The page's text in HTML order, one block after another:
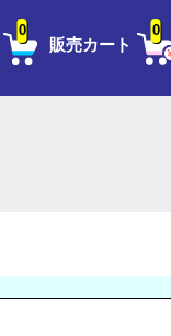
販売カート
0 0